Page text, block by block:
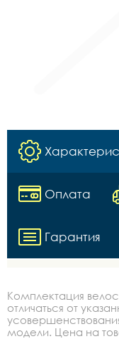
Оплата
Гарантия
Комплектация
отличаться от
модели. Цена на